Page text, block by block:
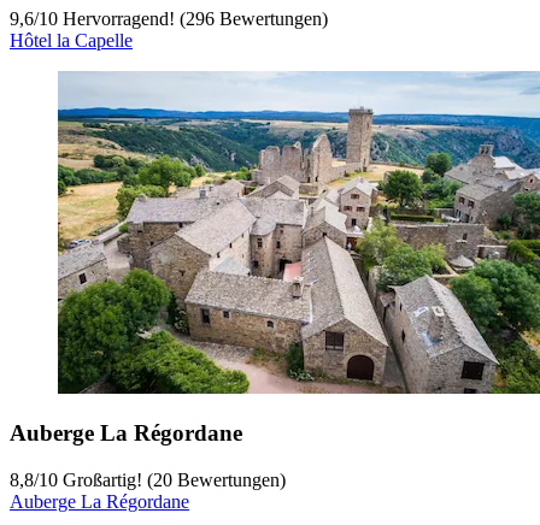
9,6/10 Hervorragend! (296 Bewertungen)
Hôtel la Capelle
Auberge La Régordane
8,8/10 Großartig! (20 Bewertungen)
Auberge La Régordane